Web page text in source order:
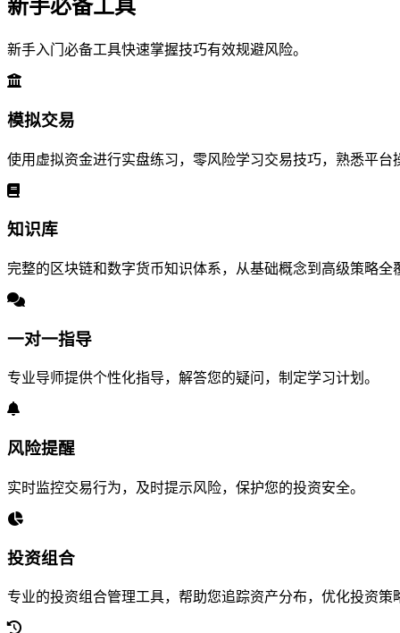
新手必备工具
新手入门必备工具快速掌握技巧有效规避风险。
模拟交易
使用虚拟资金进行实盘练习，零风险学习交易技巧，熟悉平台
知识库
完整的区块链和数字货币知识体系，从基础概念到高级策略全
一对一指导
专业导师提供个性化指导，解答您的疑问，制定学习计划。
风险提醒
实时监控交易行为，及时提示风险，保护您的投资安全。
投资组合
专业的投资组合管理工具，帮助您追踪资产分布，优化投资策